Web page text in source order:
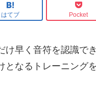
はてブ Pocket
早く音符を認識で
なるトレーニング